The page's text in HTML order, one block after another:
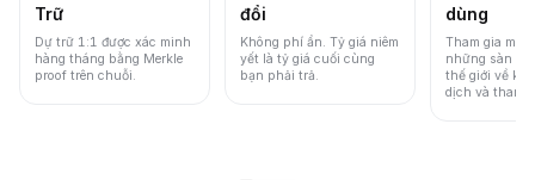
Trữ
Dự trữ 1:1 được xác minh
hàng tháng bằng Merkle
proof trên chuỗi.
đổi
Không phí ẩn. Tỷ giá niêm
yết là tỷ giá cuối cùng
bạn phải trả.
dùng
Tham gia một
những sàn
thế giới về
dịch và thanh